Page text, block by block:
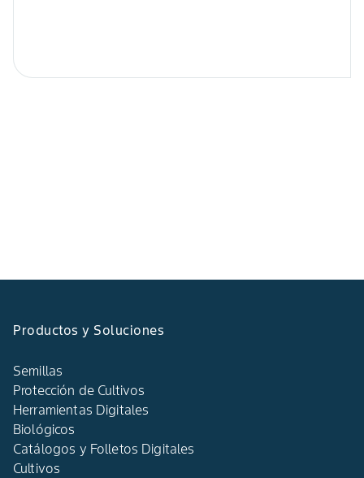
Productos y Soluciones
Semillas
Protección de Cultivos
Herramientas Digitales
Biológicos
Catálogos y Folletos Digitales
Cultivos